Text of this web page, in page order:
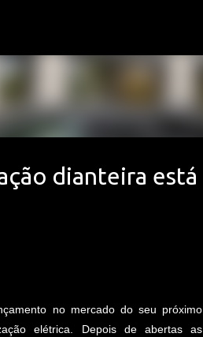
dianteira está
no mercado do seu próximo
elétrica. Depois de abertas as